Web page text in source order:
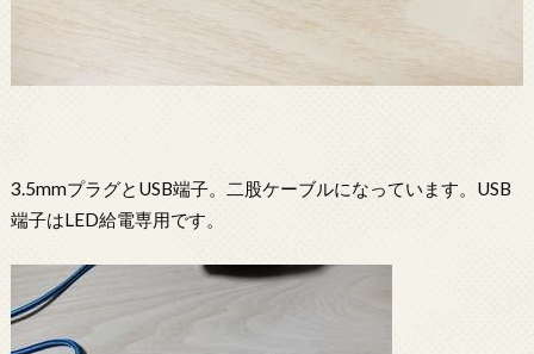
3.5mmプラグとUSB端子。二股ケーブルになっています。USB
端子はLED給電専用です。